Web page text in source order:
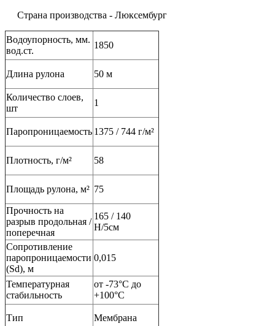
Страна производства - Люксембург
Водоупорность, мм.
вод.ст.
1850
Длина рулона 50 м
Количество слоев,
шт
1
Паропроницаемость 1375 / 744 г/м²
Плотность, г/м² 58
Площадь рулона, м² 75
Прочность на
разрыв продольная /
поперечная
165 / 140
Н/5см
Сопротивление
паропроницаемости
(Sd), м
0,015
Температурная
стабильность
от -73°С до
+100°С
Тип Мембрана